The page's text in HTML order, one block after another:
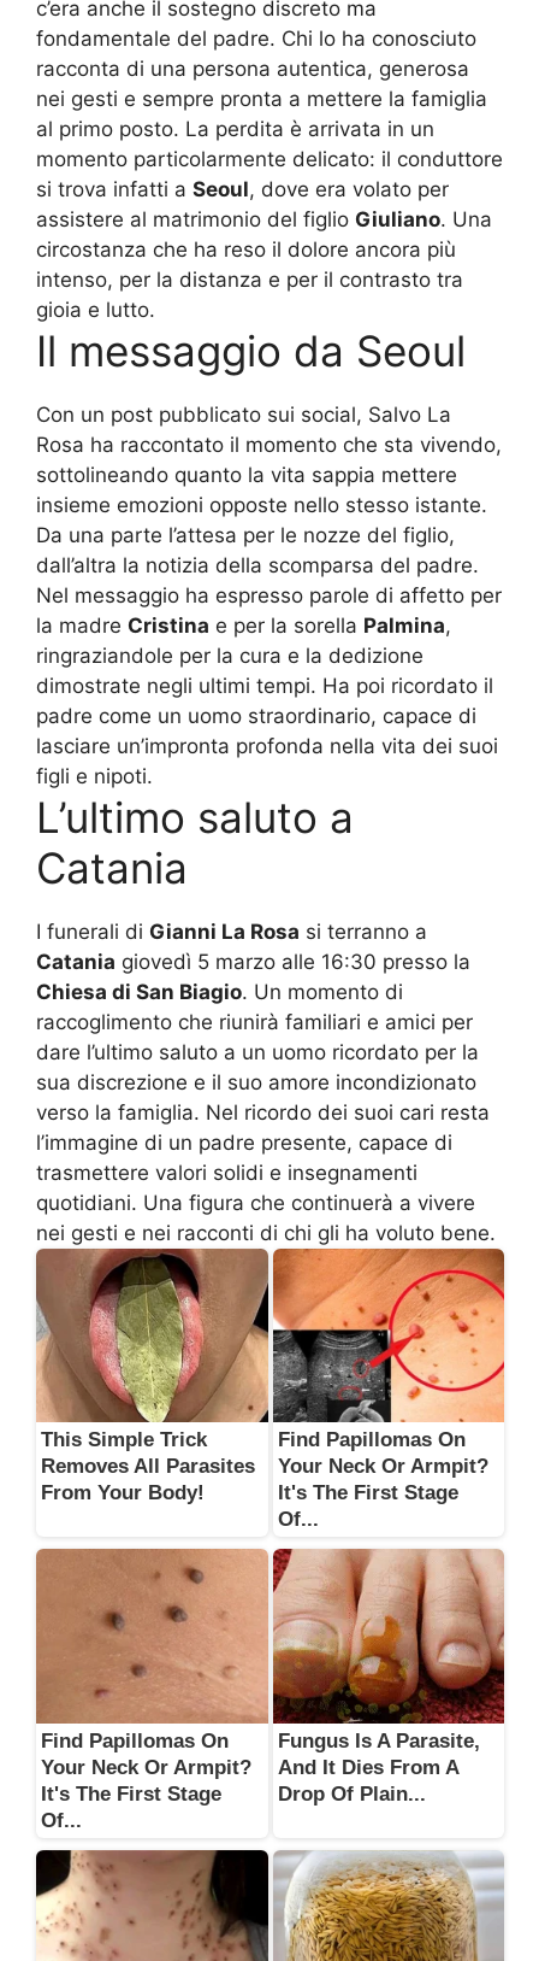
c’era anche il sostegno discreto ma
fondamentale del padre. Chi lo ha conosciuto
racconta di una persona autentica, generosa
nei gesti e sempre pronta a mettere la famiglia
al primo posto. La perdita è arrivata in un
momento particolarmente delicato: il conduttore
si trova infatti a Seoul, dove era volato per
assistere al matrimonio del figlio Giuliano. Una
circostanza che ha reso il dolore ancora più
intenso, per la distanza e per il contrasto tra
gioia e lutto.
Il messaggio da Seoul
Con un post pubblicato sui social, Salvo La
Rosa ha raccontato il momento che sta vivendo,
sottolineando quanto la vita sappia mettere
insieme emozioni opposte nello stesso istante.
Da una parte l’attesa per le nozze del figlio,
dall’altra la notizia della scomparsa del padre.
Nel messaggio ha espresso parole di affetto per
la madre Cristina e per la sorella Palmina,
ringraziandole per la cura e la dedizione
dimostrate negli ultimi tempi. Ha poi ricordato il
padre come un uomo straordinario, capace di
lasciare un’impronta profonda nella vita dei suoi
figli e nipoti.
L’ultimo saluto a
Catania
I funerali di Gianni La Rosa si terranno a
Catania giovedì 5 marzo alle 16:30 presso la
Chiesa di San Biagio. Un momento di
raccoglimento che riunirà familiari e amici per
dare l’ultimo saluto a un uomo ricordato per la
sua discrezione e il suo amore incondizionato
verso la famiglia. Nel ricordo dei suoi cari resta
l’immagine di un padre presente, capace di
trasmettere valori solidi e insegnamenti
quotidiani. Una figura che continuerà a vivere
nei gesti e nei racconti di chi gli ha voluto bene.
This Simple Trick
Removes All Parasites
From Your Body!
Find Papillomas On
Your Neck Or Armpit?
It's The First Stage
Of...
Find Papillomas On
Your Neck Or Armpit?
It's The First Stage
Of...
Fungus Is A Parasite,
And It Dies From A
Drop Of Plain...